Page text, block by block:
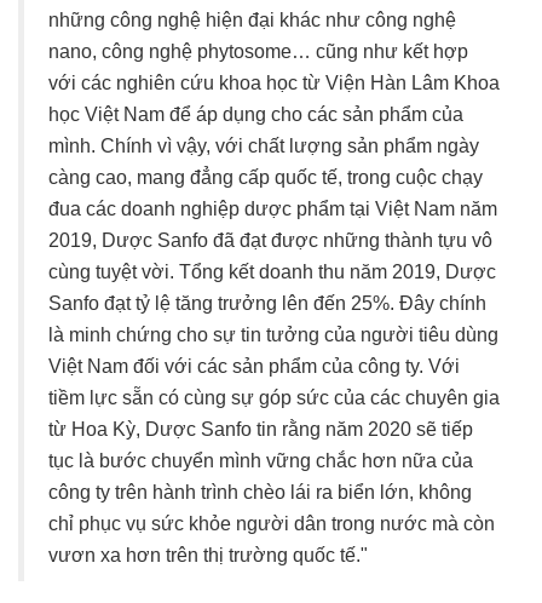
những công nghệ hiện đại khác như công nghệ
nano, công nghệ phytosome… cũng như kết hợp
với các nghiên cứu khoa học từ Viện Hàn Lâm Khoa
học Việt Nam để áp dụng cho các sản phẩm của
mình. Chính vì vậy, với chất lượng sản phẩm ngày
càng cao, mang đẳng cấp quốc tế, trong cuộc chạy
đua các doanh nghiệp dược phẩm tại Việt Nam năm
2019, Dược Sanfo đã đạt được những thành tựu vô
cùng tuyệt vời. Tổng kết doanh thu năm 2019, Dược
Sanfo đạt tỷ lệ tăng trưởng lên đến 25%. Đây chính
là minh chứng cho sự tin tưởng của người tiêu dùng
Việt Nam đối với các sản phẩm của công ty. Với
tiềm lực sẵn có cùng sự góp sức của các chuyên gia
từ Hoa Kỳ, Dược Sanfo tin rằng năm 2020 sẽ tiếp
tục là bước chuyển mình vững chắc hơn nữa của
công ty trên hành trình chèo lái ra biển lớn, không
chỉ phục vụ sức khỏe người dân trong nước mà còn
vươn xa hơn trên thị trường quốc tế."